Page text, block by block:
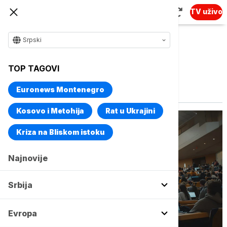
TV uživo
Srpski
TOP TAGOVI
Euronews Montenegro
Kosovo i Metohija Rat u Ukrajini
Kriza na Bliskom istoku
Najnovije
Srbija
Evropa
Vise o temi
Školarine